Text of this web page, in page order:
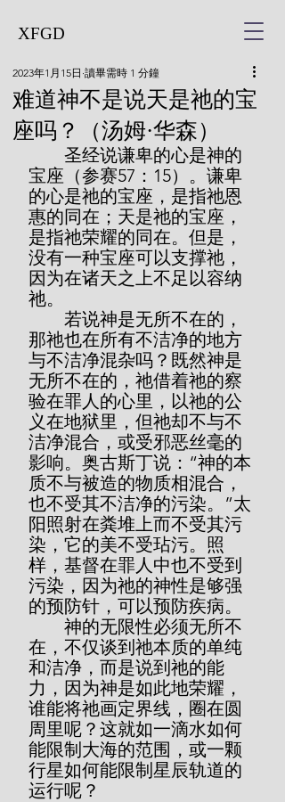
XFGD
难道神不是说天是祂的宝
座吗？（汤姆·华森）
2023年1月15日 讀畢需時 1 分鐘
宝座（参赛57：15）。谦卑
的心是祂的宝座，是指祂恩
惠的同在；天是祂的宝座，
是指祂荣耀的同在。但是，
没有一种宝座可以支撑祂，
因为在诸天之上不足以容纳
祂。
那祂也在所有不洁净的地方
与不洁净混杂吗？既然神是
无所不在的，祂借着祂的察
验在罪人的心里，以祂的公
义在地狱里，但祂却不与不
洁净混合，或受邪恶丝毫的
影响。奥古斯丁说：“神的本
质不与被造的物质相混合，
也不受其不洁净的污染。”太
阳照射在粪堆上而不受其污
染，它的美不受玷污。照
样，基督在罪人中也不受到
污染，因为祂的神性是够强
的预防针，可以预防疾病。
在，不仅谈到祂本质的单纯
和洁净，而是说到祂的能
力，因为神是如此地荣耀，
谁能将祂画定界线，圈在圆
周里呢？这就如一滴水如何
能限制大海的范围，或一颗
行星如何能限制星辰轨道的
运行呢？